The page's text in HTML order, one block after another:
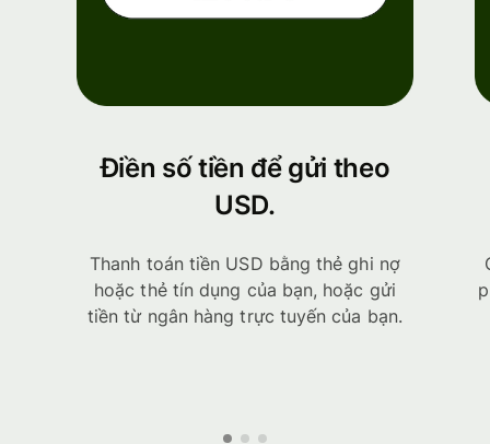
Điền số tiền để gửi theo
USD.
Thanh toán tiền USD bằng thẻ ghi nợ
hoặc thẻ tín dụng của bạn, hoặc gửi
tiền từ ngân hàng trực tuyến của bạn.